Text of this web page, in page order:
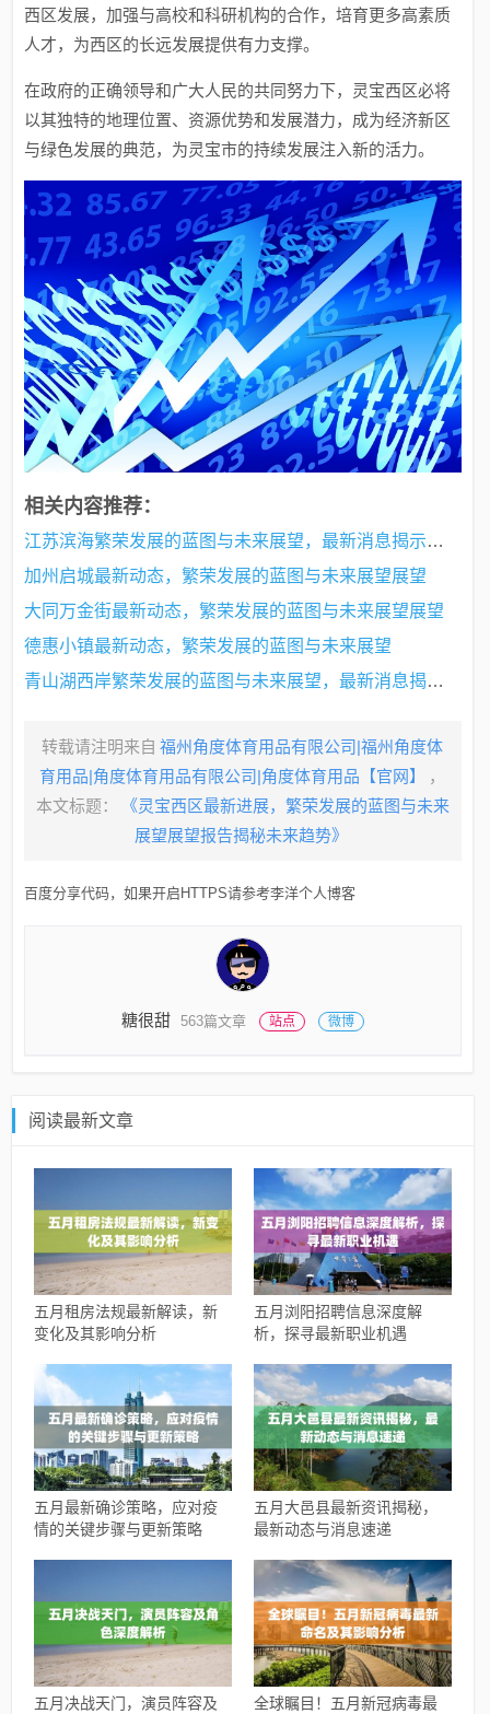
西区发展，加强与高校和科研机构的合作，培育更多高素质
人才，为西区的长远发展提供有力支撑。
在政府的正确领导和广大人民的共同努力下，灵宝西区必将
以其独特的地理位置、资源优势和发展潜力，成为经济新区
与绿色发展的典范，为灵宝市的持续发展注入新的活力。
相关内容推荐：
江苏滨海繁荣发展的蓝图与未来展望，最新消息揭示的蓝图与趋势分析（XXXX年）
加州启城最新动态，繁荣发展的蓝图与未来展望展望
大同万金街最新动态，繁荣发展的蓝图与未来展望展望
德惠小镇最新动态，繁荣发展的蓝图与未来展望
青山湖西岸繁荣发展的蓝图与未来展望，最新消息揭秘发展势头强劲的未来展望
转载请注明来自 福州角度体育用品有限公司|福州角度体
育用品|角度体育用品有限公司|角度体育用品【官网】
，
本文标题：
《灵宝西区最新进展，繁荣发展的蓝图与未来
展望展望报告揭秘未来趋势》
百度分享代码，如果开启HTTPS请参考李洋个人博客
糖很甜 563篇文章 站点 微博
阅读最新文章
五月租房法规最新解读，新
变化及其影响分析
五月浏阳招聘信息深度解
析，探寻最新职业机遇
五月最新确诊策略，应对疫
情的关键步骤与更新策略
五月大邑县最新资讯揭秘，
最新动态与消息速递
五月决战天门，演员阵容及
全球瞩目！五月新冠病毒最